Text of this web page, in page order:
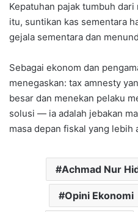
Kepatuhan pajak tumbuh
itu, suntikan kas sementara
gejala sementara dan
Sebagai ekonom dan
menegaskan: tax amnesty
besar dan menekan pelaku
solusi — ia adalah jebakan
masa depan fiskal yang lebih
Achmad Nur
Opini Ekonomi